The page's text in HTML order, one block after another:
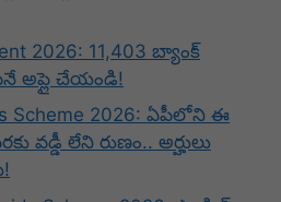
2026: 11,403 బ్యాంక్
అప్లై చేయండి!
Scheme 2026: ఏపీలోని ఈ
వడ్డీ లేని రుణం.. అర్హులు